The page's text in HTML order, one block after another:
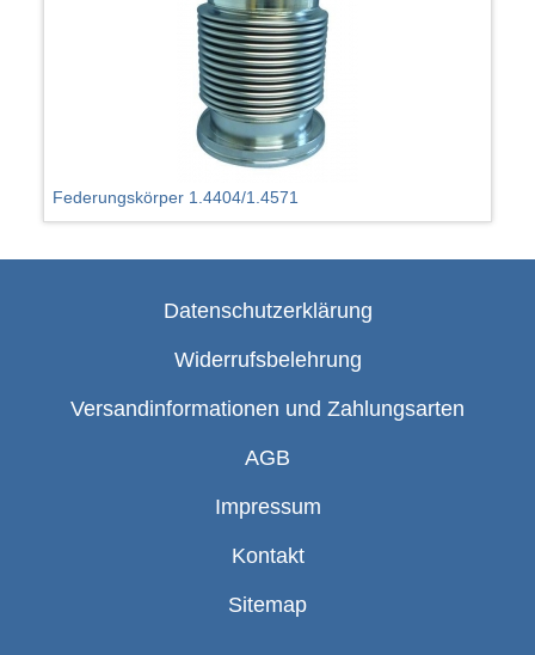
Federungskörper 1.4404/1.4571
Datenschutzerklärung
Widerrufsbelehrung
Versandinformationen und Zahlungsarten
AGB
Impressum
Kontakt
Sitemap